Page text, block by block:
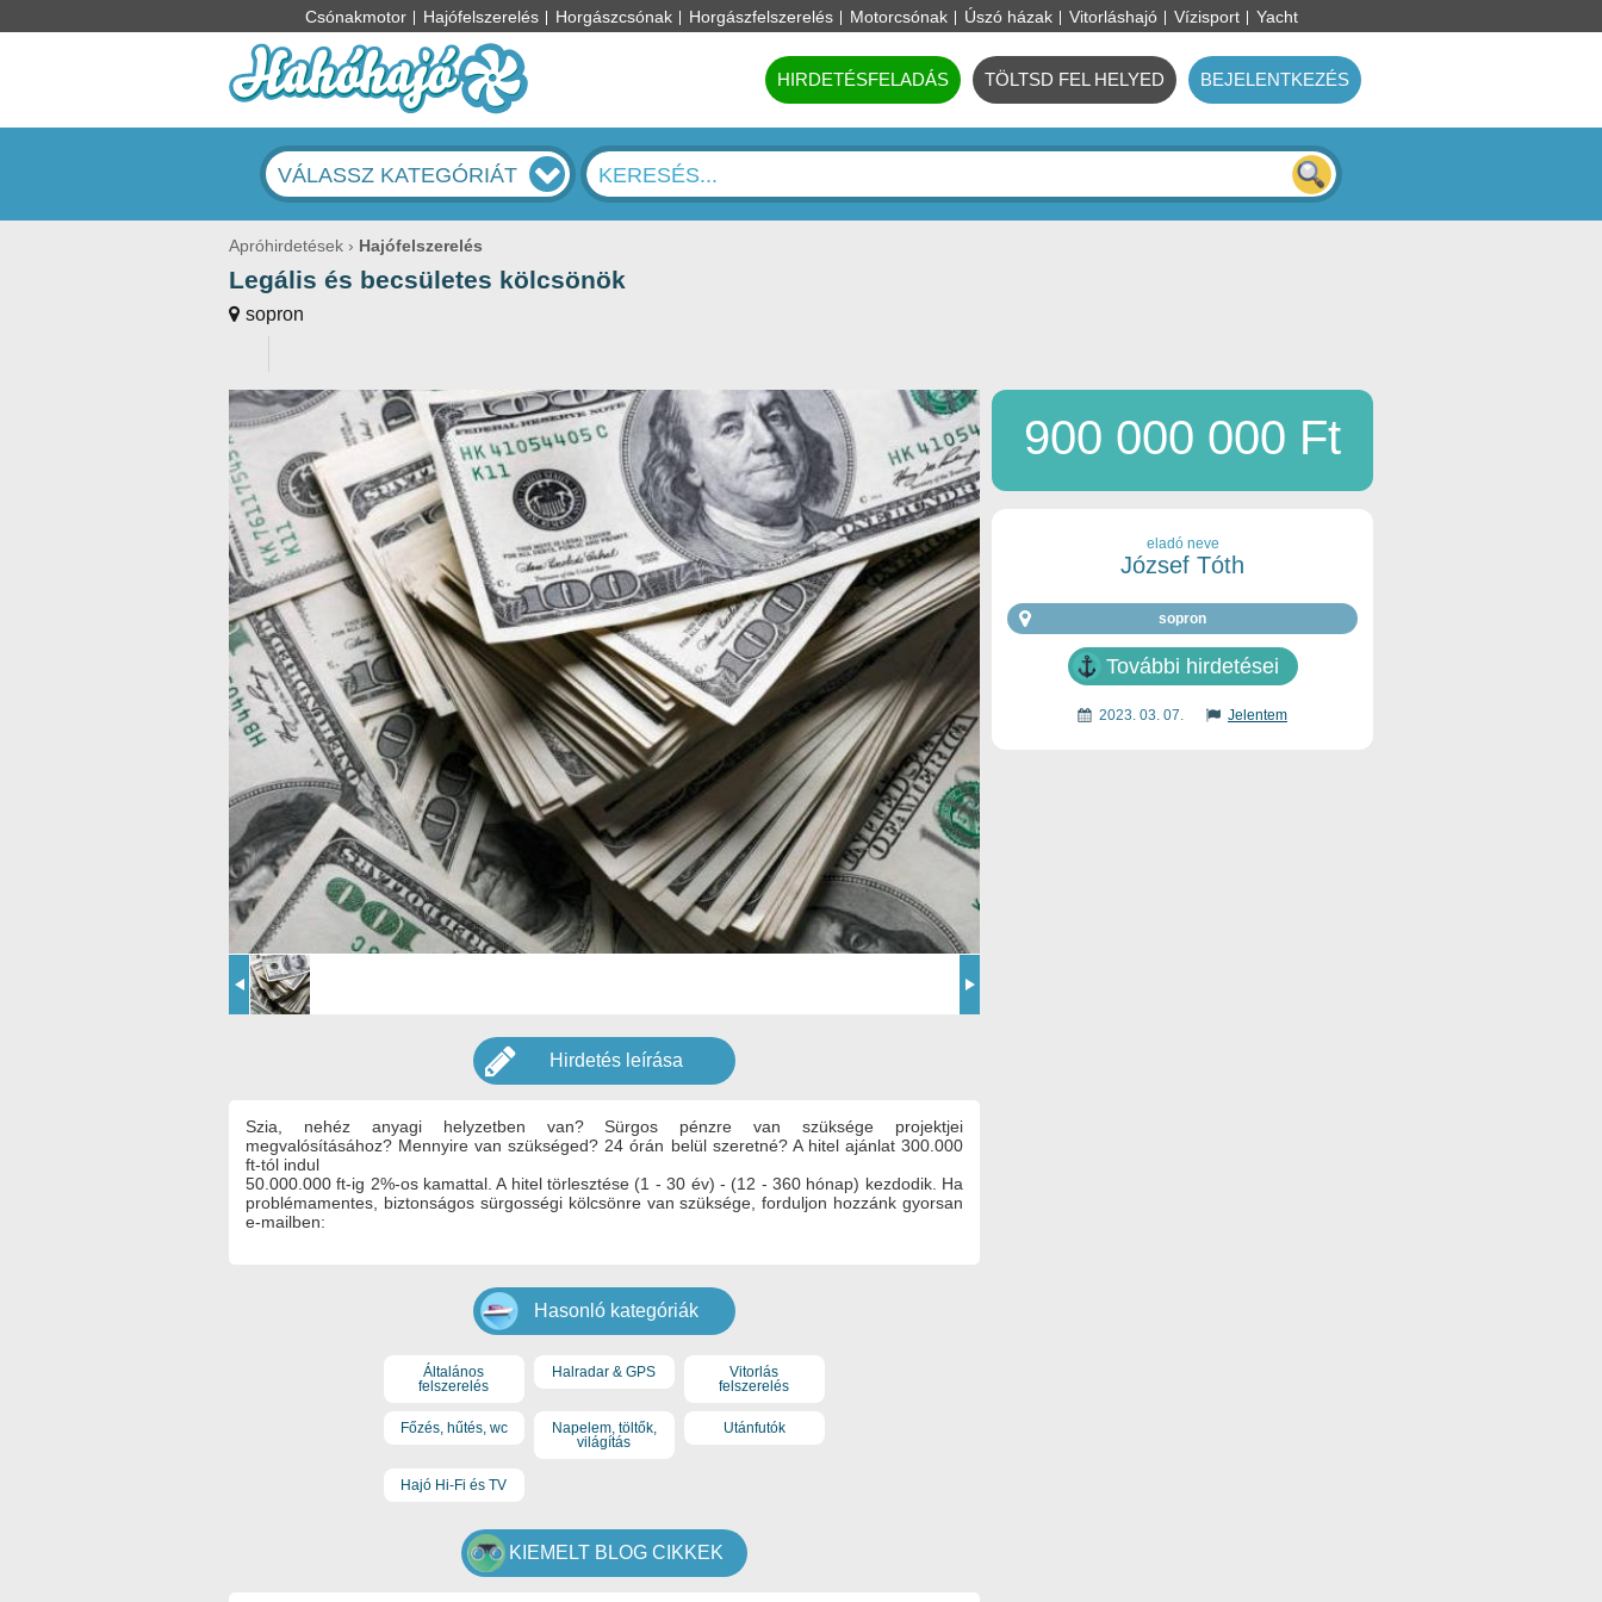
Csónakmotor Hajófelszerelés Horgászcsónak Horgászfelszerelés Motorcsónak Úszó házak Vitorláshajó Vízisport Yacht
HIRDETÉSFELADÁS TÖLTSD FEL HELYED BEJELENTKEZÉS
VÁLASSZ KATEGÓRIÁT
Apróhirdetések Hajófelszerelés
Legális és becsületes kölcsönök
sopron
900 000 000 Ft
eladó neve
József Tóth
sopron
További hirdetései
2023. 03. 07. Jelentem
Hirdetés leírása
Szia, nehéz anyagi helyzetben van? Sürgos pénzre van szüksége projektjei
megvalósításához? Mennyire van szükséged? 24 órán belül szeretné? A hitel ajánlat 300.000
ft-tól indul
50.000.000 ft-ig 2%-os kamattal. A hitel törlesztése (1 - 30 év) - (12 - 360 hónap) kezdodik. Ha
problémamentes, biztonságos sürgosségi kölcsönre van szüksége, forduljon hozzánk gyorsan
e-mailben:
Hasonló kategóriák
Általános
felszerelés
Halradar & GPS
Vitorlás
felszerelés
Főzés, hűtés, wc
Napelem, töltők,
világítás
Utánfutók
Hajó Hi-Fi és TV
KIEMELT BLOG CIKKEK